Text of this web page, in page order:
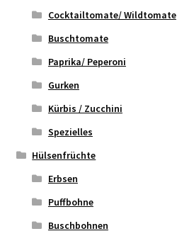
Cocktailtomate/ Wildtomate
Buschtomate
Paprika/ Peperoni
Gurken
Kürbis / Zucchini
Spezielles
Hülsenfrüchte
Erbsen
Puffbohne
Buschbohnen